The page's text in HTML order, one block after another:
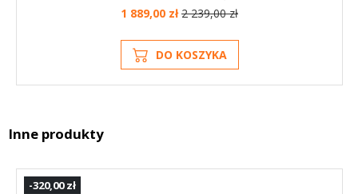
1 889,00 zł2 239,00 zł
DO KOSZYKA
Inne produkty
-320,00 zł